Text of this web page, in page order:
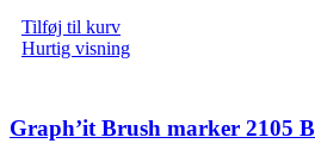
Tilføj til kurv
Hurtig visning
Graph’it Brush marker 2105